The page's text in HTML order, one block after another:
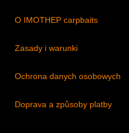
O IMOTHEP carpbaits
Zasady i warunki
Ochrona danych osobowych
Doprava a způsoby platby